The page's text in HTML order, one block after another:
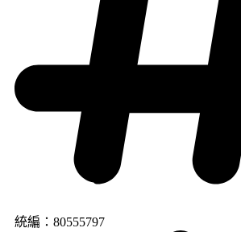
統編：80555797